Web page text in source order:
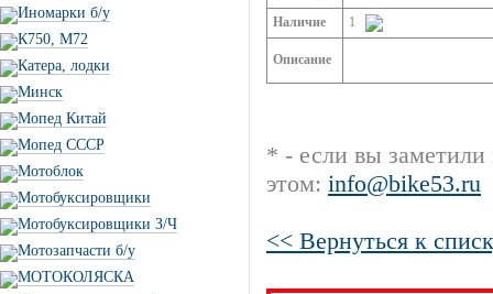
Иномарки б/у
К750, М72
Катера, лодки
Минск
Мопед Китай
Мопед СССР
Мотоблок
Мотобуксировщики
Мотобуксировщики З/Ч
Мотозапчасти б/у
МОТОКОЛЯСКА
Наличие 1
Описание
* - если вы
этом: info@bike53.ru
<< Вернуться к